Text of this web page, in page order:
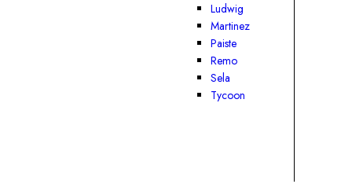
Ludwig
Martinez
Paiste
Remo
Sela
Tycoon